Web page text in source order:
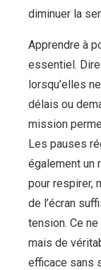
diminuer la
Apprendre à
essentiel.
lorsqu’elles
délais ou
mission
Les pauses
également un
pour respirer,
de l’écran
tension. Ce
mais de
efficace sans